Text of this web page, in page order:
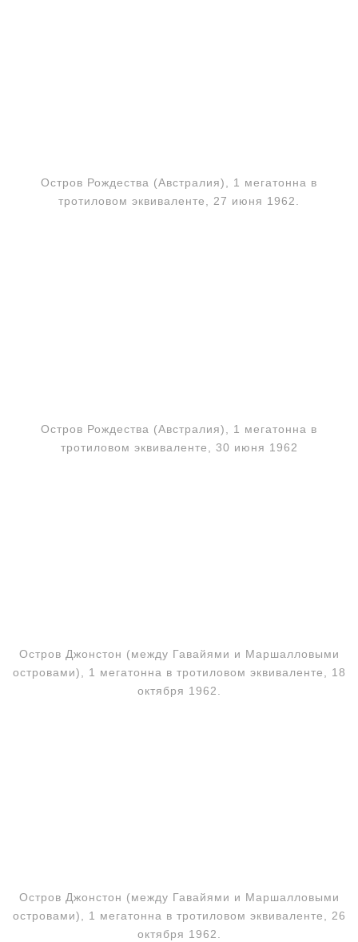
Остров Рождества (Австралия), 1 мегатонна в
тротиловом эквиваленте, 27 июня 1962.
Остров Рождества (Австралия), 1 мегатонна в
тротиловом эквиваленте, 30 июня 1962
Остров Джонстон (между Гавайями и Маршалловыми
островами), 1 мегатонна в тротиловом эквиваленте, 18
октября 1962.
Остров Джонстон (между Гавайями и Маршалловыми
островами), 1 мегатонна в тротиловом эквиваленте, 26
октября 1962.